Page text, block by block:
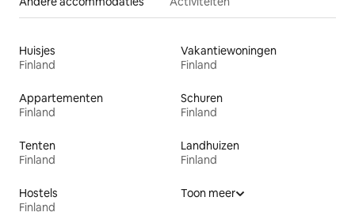
Huisjes
Finland
Vakantiewoningen
Finland
Appartementen
Finland
Schuren
Finland
Tenten
Finland
Landhuizen
Finland
Hostels
Finland
Toon meer